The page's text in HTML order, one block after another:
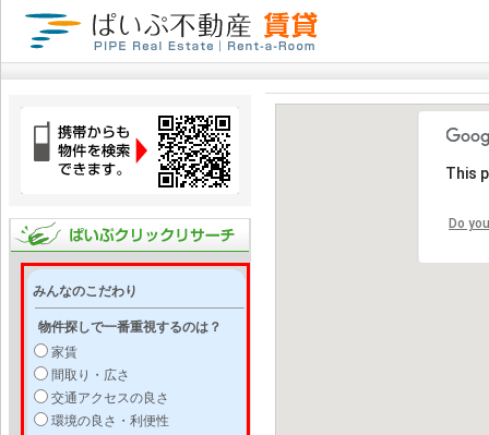
みんなのこだわり
物件探しで一番重視するのは？
家賃
間取り・広さ
交通アクセスの良さ
環境の良さ・利便性
This
Do